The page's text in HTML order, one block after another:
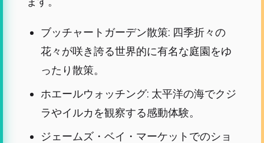
ブッチャートガーデン散策: 四季折々の
花々が咲き誇る世界的に有名な庭園をゆ
ったり散策。
ホエールウォッチング: 太平洋の海でクジ
ラやイルカを観察する感動体験。
ジェームズ・ベイ・マーケットでのショ